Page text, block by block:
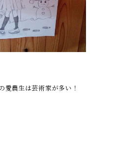
愛農生は芸術家が多い！